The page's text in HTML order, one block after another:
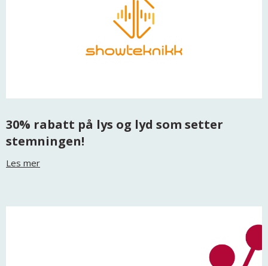
30% rabatt på lys og lyd som setter
stemningen!
Les mer